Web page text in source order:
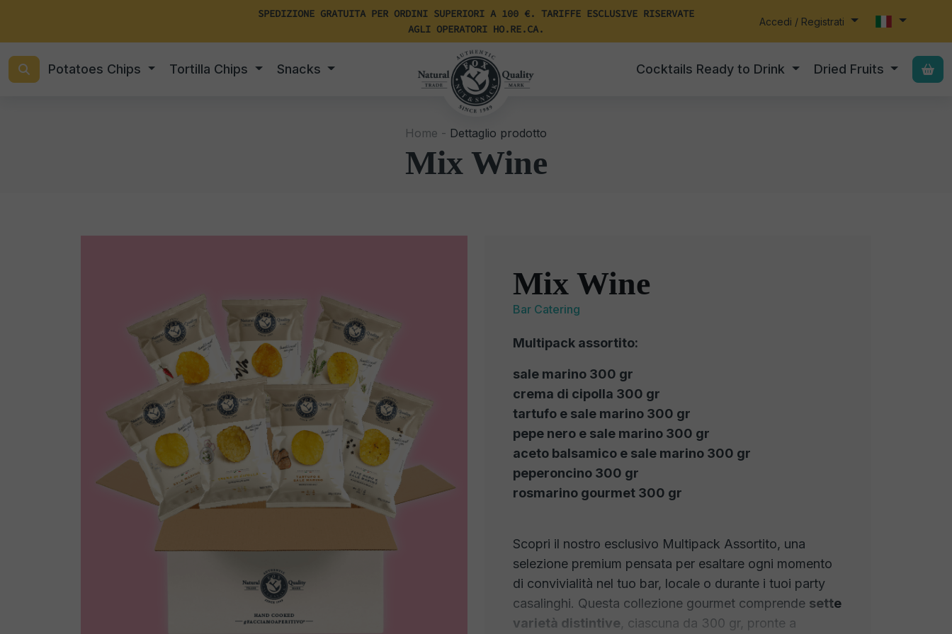
SPEDIZIONE GRATUITA PER ORDINI SUPERIORI A 100 €. TARIFFE ESCLUSIVE RISERVATE
AGLI OPERATORI HO.RE.CA.
Accedi / Registrati
Potatoes Chips Tortilla Chips Snacks Cocktails Ready to Drink Dried Fruits
Home - Dettaglio prodotto
Mix Wine
Mix Wine
Bar Catering
Multipack assortito:
sale marino 300 gr
crema di cipolla 300 gr
tartufo e sale marino 300 gr
pepe nero e sale marino 300 gr
aceto balsamico e sale marino 300 gr
peperoncino 300 gr
rosmarino gourmet 300 gr
Scopri il nostro esclusivo Multipack Assortito, una
selezione premium pensata per esaltare ogni momento
di convivialità nel tuo bar, locale o durante i tuoi party
casalinghi. Questa collezione gourmet comprende sette
varietà distintive, ciascuna da 300 gr, pronte a